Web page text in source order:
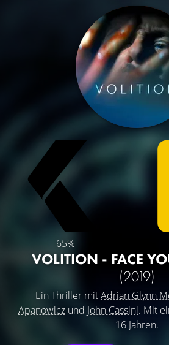
65%
VOLITION - FACE
(2019)
Ein Thriller mitAdrian Glynn
Apanowicz und John Cassini. Mit
16 Jahren.